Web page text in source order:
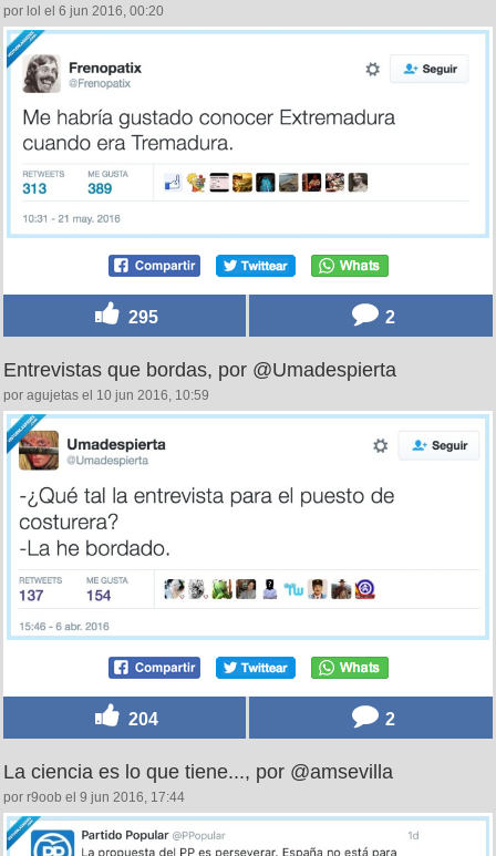
por lol el 6 jun 2016, 00:20
295 2
Entrevistas que bordas, por @Umadespierta
por agujetas el 10 jun 2016, 10:59
204 2
La ciencia es lo que tiene..., por @amsevilla
por r9oob el 9 jun 2016, 17:44